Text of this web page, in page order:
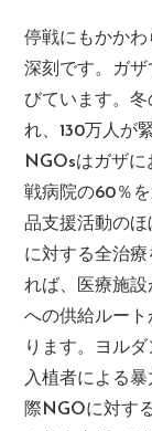
停戦にもかか
深刻です。ガザ
びています。
れ、130万人が
NGOsはガザに
戦病院の60％
品支援活動の
に対する全治
れば、医療施
への供給ルー
ります。ヨル
入植者による
際NGOに対す